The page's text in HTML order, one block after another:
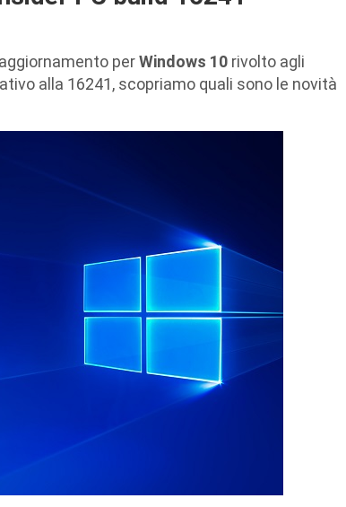
perWindows 10 rivolto agli
alla 16241, scopriamo quali sono le novità